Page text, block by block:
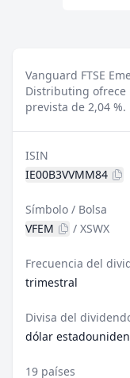
Vanguard FTSE
Distributing
prevista de 2,04 %.
ISIN
IE00B3VVMM84
Símbolo / Bolsa
VFEM
/ XSWX
Frecuencia del
trimestral
Divisa del
dólar
19 países